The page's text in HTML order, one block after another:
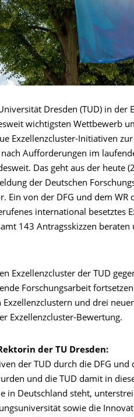
Dresden (TUD) in der
wichtigsten Wettbewerb
Exzellenzcluster-Initiativen
Aufforderungen im
Das geht aus der heute
der Deutschen
Ein von der DFG und dem WR
international besetztes
143 Antragsskizzen
Exzellenzcluster der TUD
Forschungsarbeit
und drei
Exzellenzcluster-Bewertung.
der TU Dresden:
der TUD durch die DFG und
und die TUD damit in
in Deutschland steht,
sowie die